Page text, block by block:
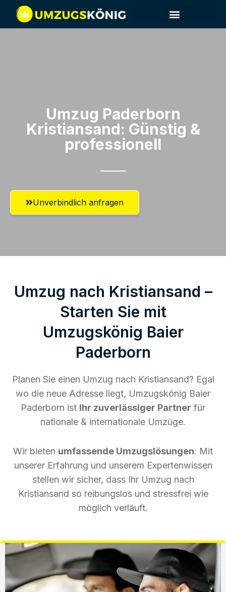
Umzug Paderborn​
Kristiansand: Günstig &
professionell​
Unverbindlich anfragen
Umzug nach Kristiansand –
Starten Sie mit
Umzugskönig Baier
Paderborn
Planen Sie einen Umzug nach Kristiansand? Egal
wo die neue Adresse liegt, Umzugskönig Baier
Paderborn ist Ihr zuverlässiger Partner für
nationale & internationale Umzüge.
Wir bieten umfassende Umzugslösungen: Mit
unserer Erfahrung und unserem Expertenwissen
stellen wir sicher, dass Ihr Umzug nach
Kristiansand so reibungslos und stressfrei wie
möglich verläuft.